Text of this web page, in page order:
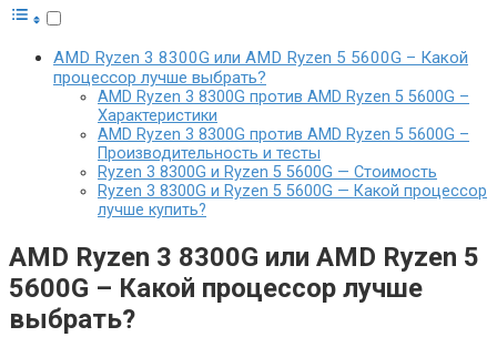
AMD Ryzen 3 8300G или AMD Ryzen 5 5600G – Какой
процессор лучше выбрать?
AMD Ryzen 3 8300G против AMD Ryzen 5 5600G –
Характеристики
AMD Ryzen 3 8300G против AMD Ryzen 5 5600G –
Производительность и тесты
Ryzen 3 8300G и Ryzen 5 5600G — Стоимость
Ryzen 3 8300G и Ryzen 5 5600G — Какой процессор
лучше купить?
AMD Ryzen 3 8300G или AMD Ryzen 5
5600G – Какой процессор лучше
выбрать?